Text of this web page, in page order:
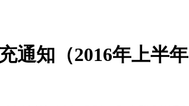
通知（2016年上半年